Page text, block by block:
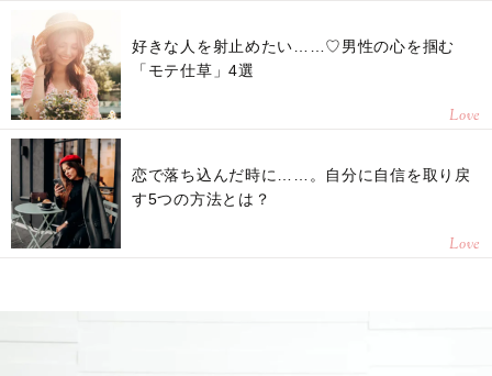
好きな人を射止めたい……♡男性の心を掴む
「モテ仕草」4選
Love
恋で落ち込んだ時に……。自分に自信を取り戻
す5つの方法とは？
Love